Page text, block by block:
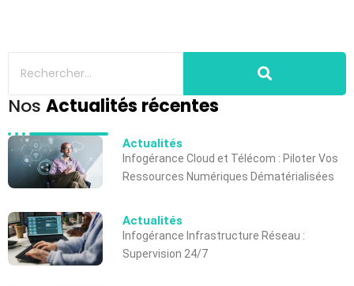
Nos Actualités récentes
Actualités
Infogérance Cloud et Télécom : Piloter Vos
Ressources Numériques Dématérialisées
Actualités
Infogérance Infrastructure Réseau :
Supervision 24/7